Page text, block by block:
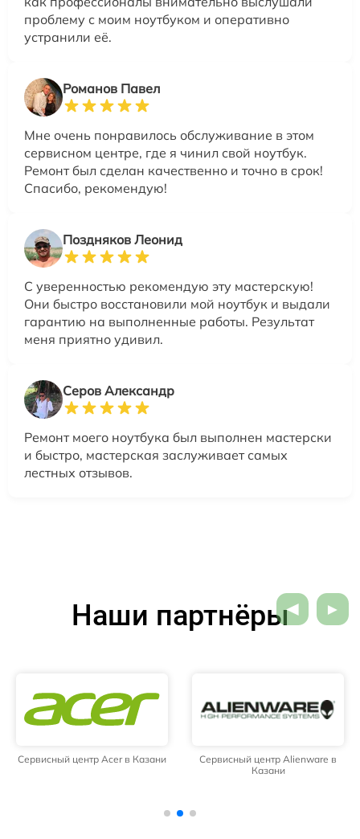
проблему с моим ноутбуком и оперативно
устранили её.
Романов Павел
Мне очень понравилось обслуживание в этом
сервисном центре, где я чинил свой ноутбук.
Ремонт был сделан качественно и точно в срок!
Спасибо, рекомендую!
Поздняков Леонид
С уверенностью рекомендую эту мастерскую!
Они быстро восстановили мой ноутбук и выдали
гарантию на выполненные работы. Результат
меня приятно удивил.
Серов Александр
Ремонт моего ноутбука был выполнен мастерски
и быстро, мастерская заслуживает самых
лестных отзывов.
Наши партнёры
Сервисный центр Acer в Казани
Сервисный центр Alienware в
Казани